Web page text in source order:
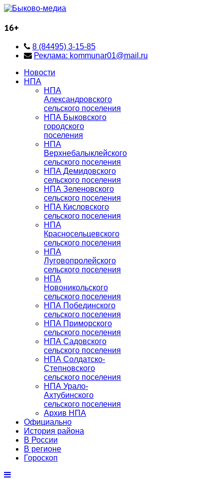
16+
8 (84495) 3-15-85
Реклама: kommunar01@mail.ru
Новости
НПА
НПА
Александровского
сельского поселения
НПА Быковского
городского
поселения
НПА
Верхнебалыклейского
сельского поселения
НПА Демидовского
сельского поселения
НПА Зеленовского
сельского поселения
НПА Кисловского
сельского поселения
НПА
Красносельцевского
сельского поселения
НПА
Луговопролейского
сельского поселения
НПА
Новоникольского
сельского поселения
НПА Побединского
сельского поселения
НПА Приморского
сельского поселения
НПА Садовского
сельского поселения
НПА Солдатско-
Степновского
сельского поселения
НПА Урало-
Ахтубинского
сельского поселения
Архив НПА
Официально
История района
В России
В регионе
Гороскоп